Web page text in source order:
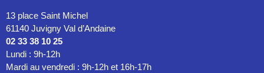
13 place Saint Michel
61140 Juvigny Val d’Andaine
02 33 38 10 25
Lundi : 9h-12h
Mardi au vendredi : 9h-12h et 16h-17h